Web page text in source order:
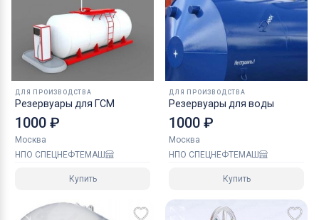
ДЛЯ ПРОИЗВОДСТВА
Резервуары для ГСМ
1000 ₽
Москва
НПО СПЕЦНЕФТЕМАШ
Купить
ДЛЯ ПРОИЗВОДСТВА
Резервуары для воды
1000 ₽
Москва
НПО СПЕЦНЕФТЕМАШ
Купить